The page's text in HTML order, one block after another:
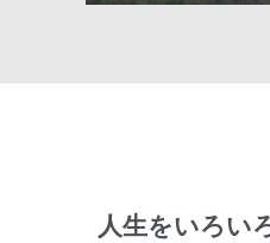
人生をいろい